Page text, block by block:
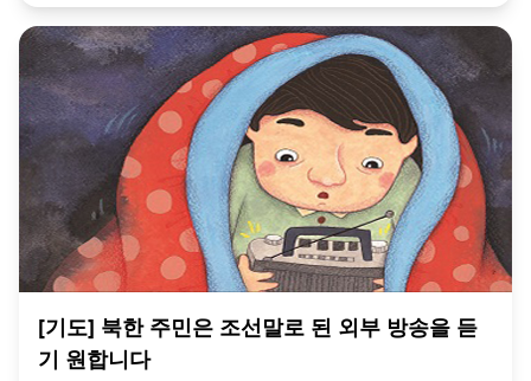
[기도] 북한 주민은 조선말로 된 외부 방송을 듣
기 원합니다